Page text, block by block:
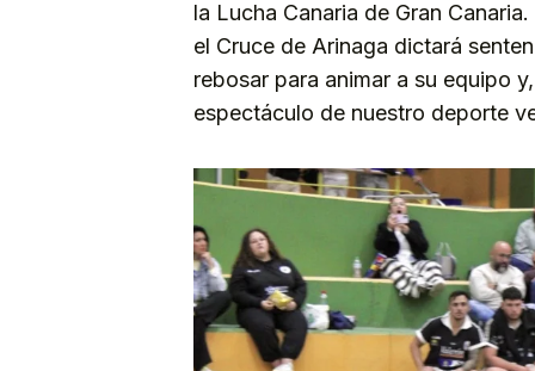
la Lucha Canaria de Gran
el Cruce de Arinaga dictará
rebosar para animar a su equipo
espectáculo de nuestro deporte